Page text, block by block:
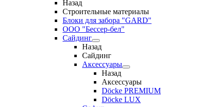
Назад
Строительные материалы
Блоки для забора "GARD"
ООО "Бессер-бел"
Сайдинг
Назад
Сайдинг
Аксессуары
Назад
Аксессуары
Döcke PREMIUM
Döcke LUX